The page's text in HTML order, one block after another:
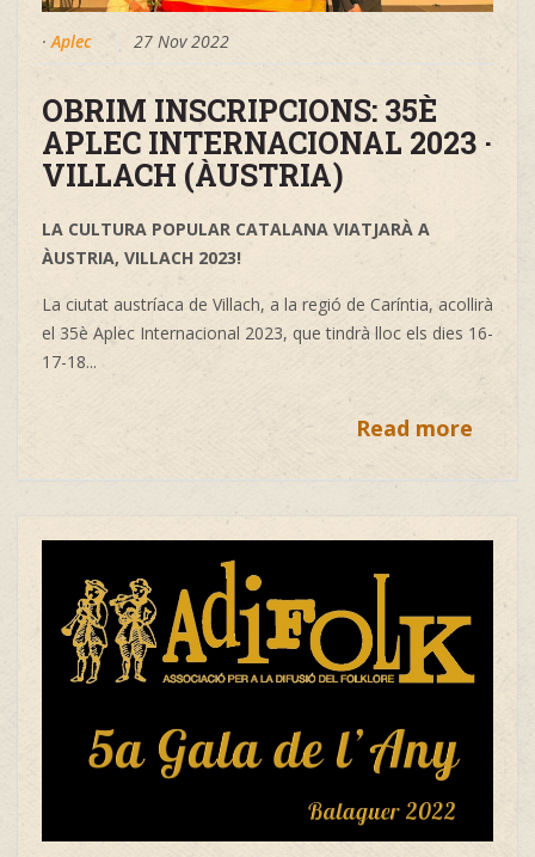
· Aplec 27 Nov 2022
OBRIM INSCRIPCIONS: 35È
APLEC INTERNACIONAL 2023 ·
VILLACH (ÀUSTRIA)
LA CULTURA POPULAR CATALANA VIATJARÀ A
ÀUSTRIA, VILLACH 2023!
La ciutat austríaca de Villach, a la regió de Caríntia, acollirà
el 35è Aplec Internacional 2023, que tindrà lloc els dies 16-
17-18...
Read more